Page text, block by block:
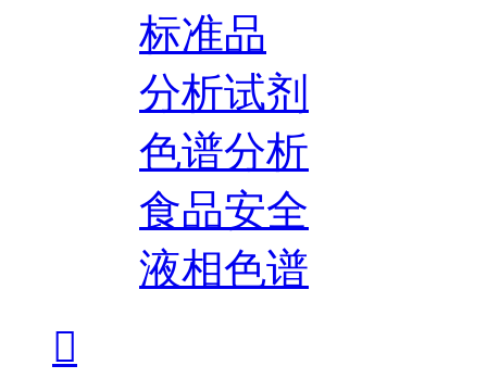
标准品
分析试剂
色谱分析
食品安全
液相色谱
